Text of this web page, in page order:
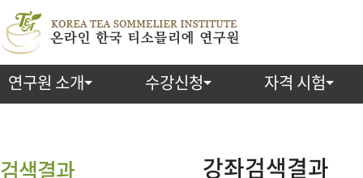
연구원 소개 수강신청 자격 시험
강좌검색결과
검색결과